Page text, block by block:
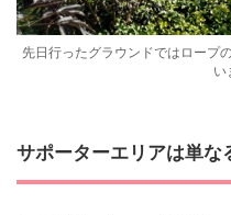
先日行ったグラウンドではロープ
い
サポーターエリアは単な